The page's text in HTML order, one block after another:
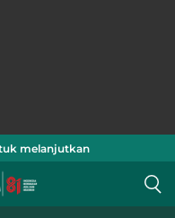
melanjutkan